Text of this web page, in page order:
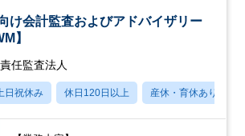
け会計監査およびアドバイザリー
】
任監査法人
日祝休み 休日120日以上 産休・育休あり